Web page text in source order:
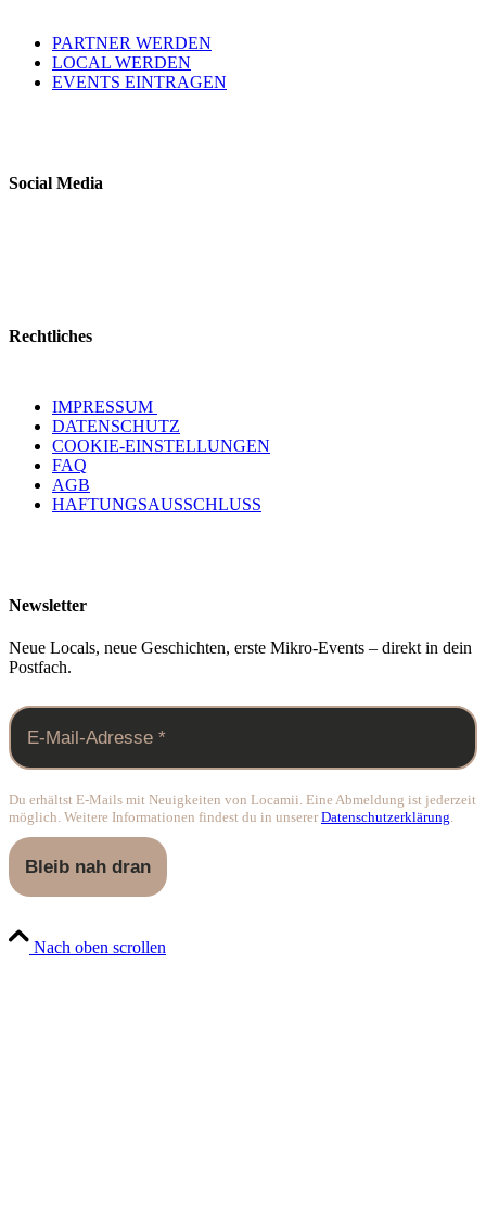
PARTNER WERDEN
LOCAL WERDEN
EVENTS EINTRAGEN
Social Media
Rechtliches
IMPRESSUM
DATENSCHUTZ
COOKIE-EINSTELLUNGEN
FAQ
AGB
HAFTUNGSAUSSCHLUSS
Newsletter
Neue Locals, neue Geschichten, erste Mikro-Events – direkt in dein
Postfach.
Du erhältst E-Mails mit Neuigkeiten von Locamii. Eine Abmeldung ist jederzeit
möglich. Weitere Informationen findest du in unsererDatenschutzerklärung.
Nach oben scrollen